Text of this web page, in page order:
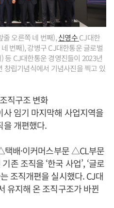
줄 오른쪽 네 번째),신영수CJ대한
번째), 강병구 CJ대한통운 글로벌
등 CJ대한통운 경영진들이 2023년
창립기념식에서 기념사진을 찍고 있
직구조 변화
사 임기 마지막해 사업지역을
을 개편했다.
배·이커머스부문 △CL부문
존 조직을 ‘한국 사업’, ‘글로
조직개편을 실시했다. CJ대
유지해 온 조직구조가 바뀐